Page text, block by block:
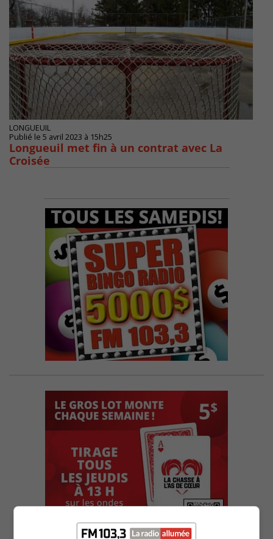
LONGUEUIL
Publié le 5 avril 2023 à 15h25
Longueuil met fin à un contrat avec La
Croisée